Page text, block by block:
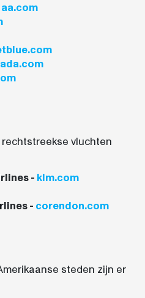
aa.com
vluchten
- klm.com
- corendon.com
steden zijn er